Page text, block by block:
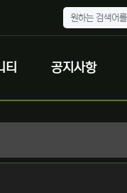
티 공지사항